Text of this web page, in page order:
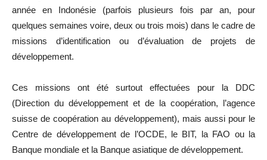
année en Indonésie (parfois plusieurs fois par an, pour
quelques semaines voire, deux ou trois mois) dans le cadre de
missions d’identification ou d’évaluation de projets de
développement.
Ces missions ont été surtout effectuées pour la DDC
(Direction du développement et de la coopération, l’agence
suisse de coopération au développement), mais aussi pour le
Centre de développement de l’OCDE, le BIT, la FAO ou la
Banque mondiale et la Banque asiatique de développement.